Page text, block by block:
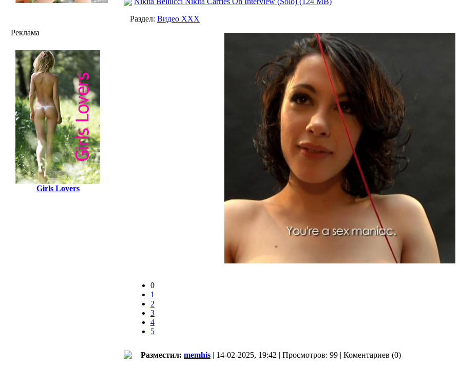
Реклама
Girls Lovers
Раздел: Видео ХХХ
0
1
2
3
4
5
Разместил: memhis | 14-02-2025, 19:42 | Просмотров: 99 | Коментариев (0)